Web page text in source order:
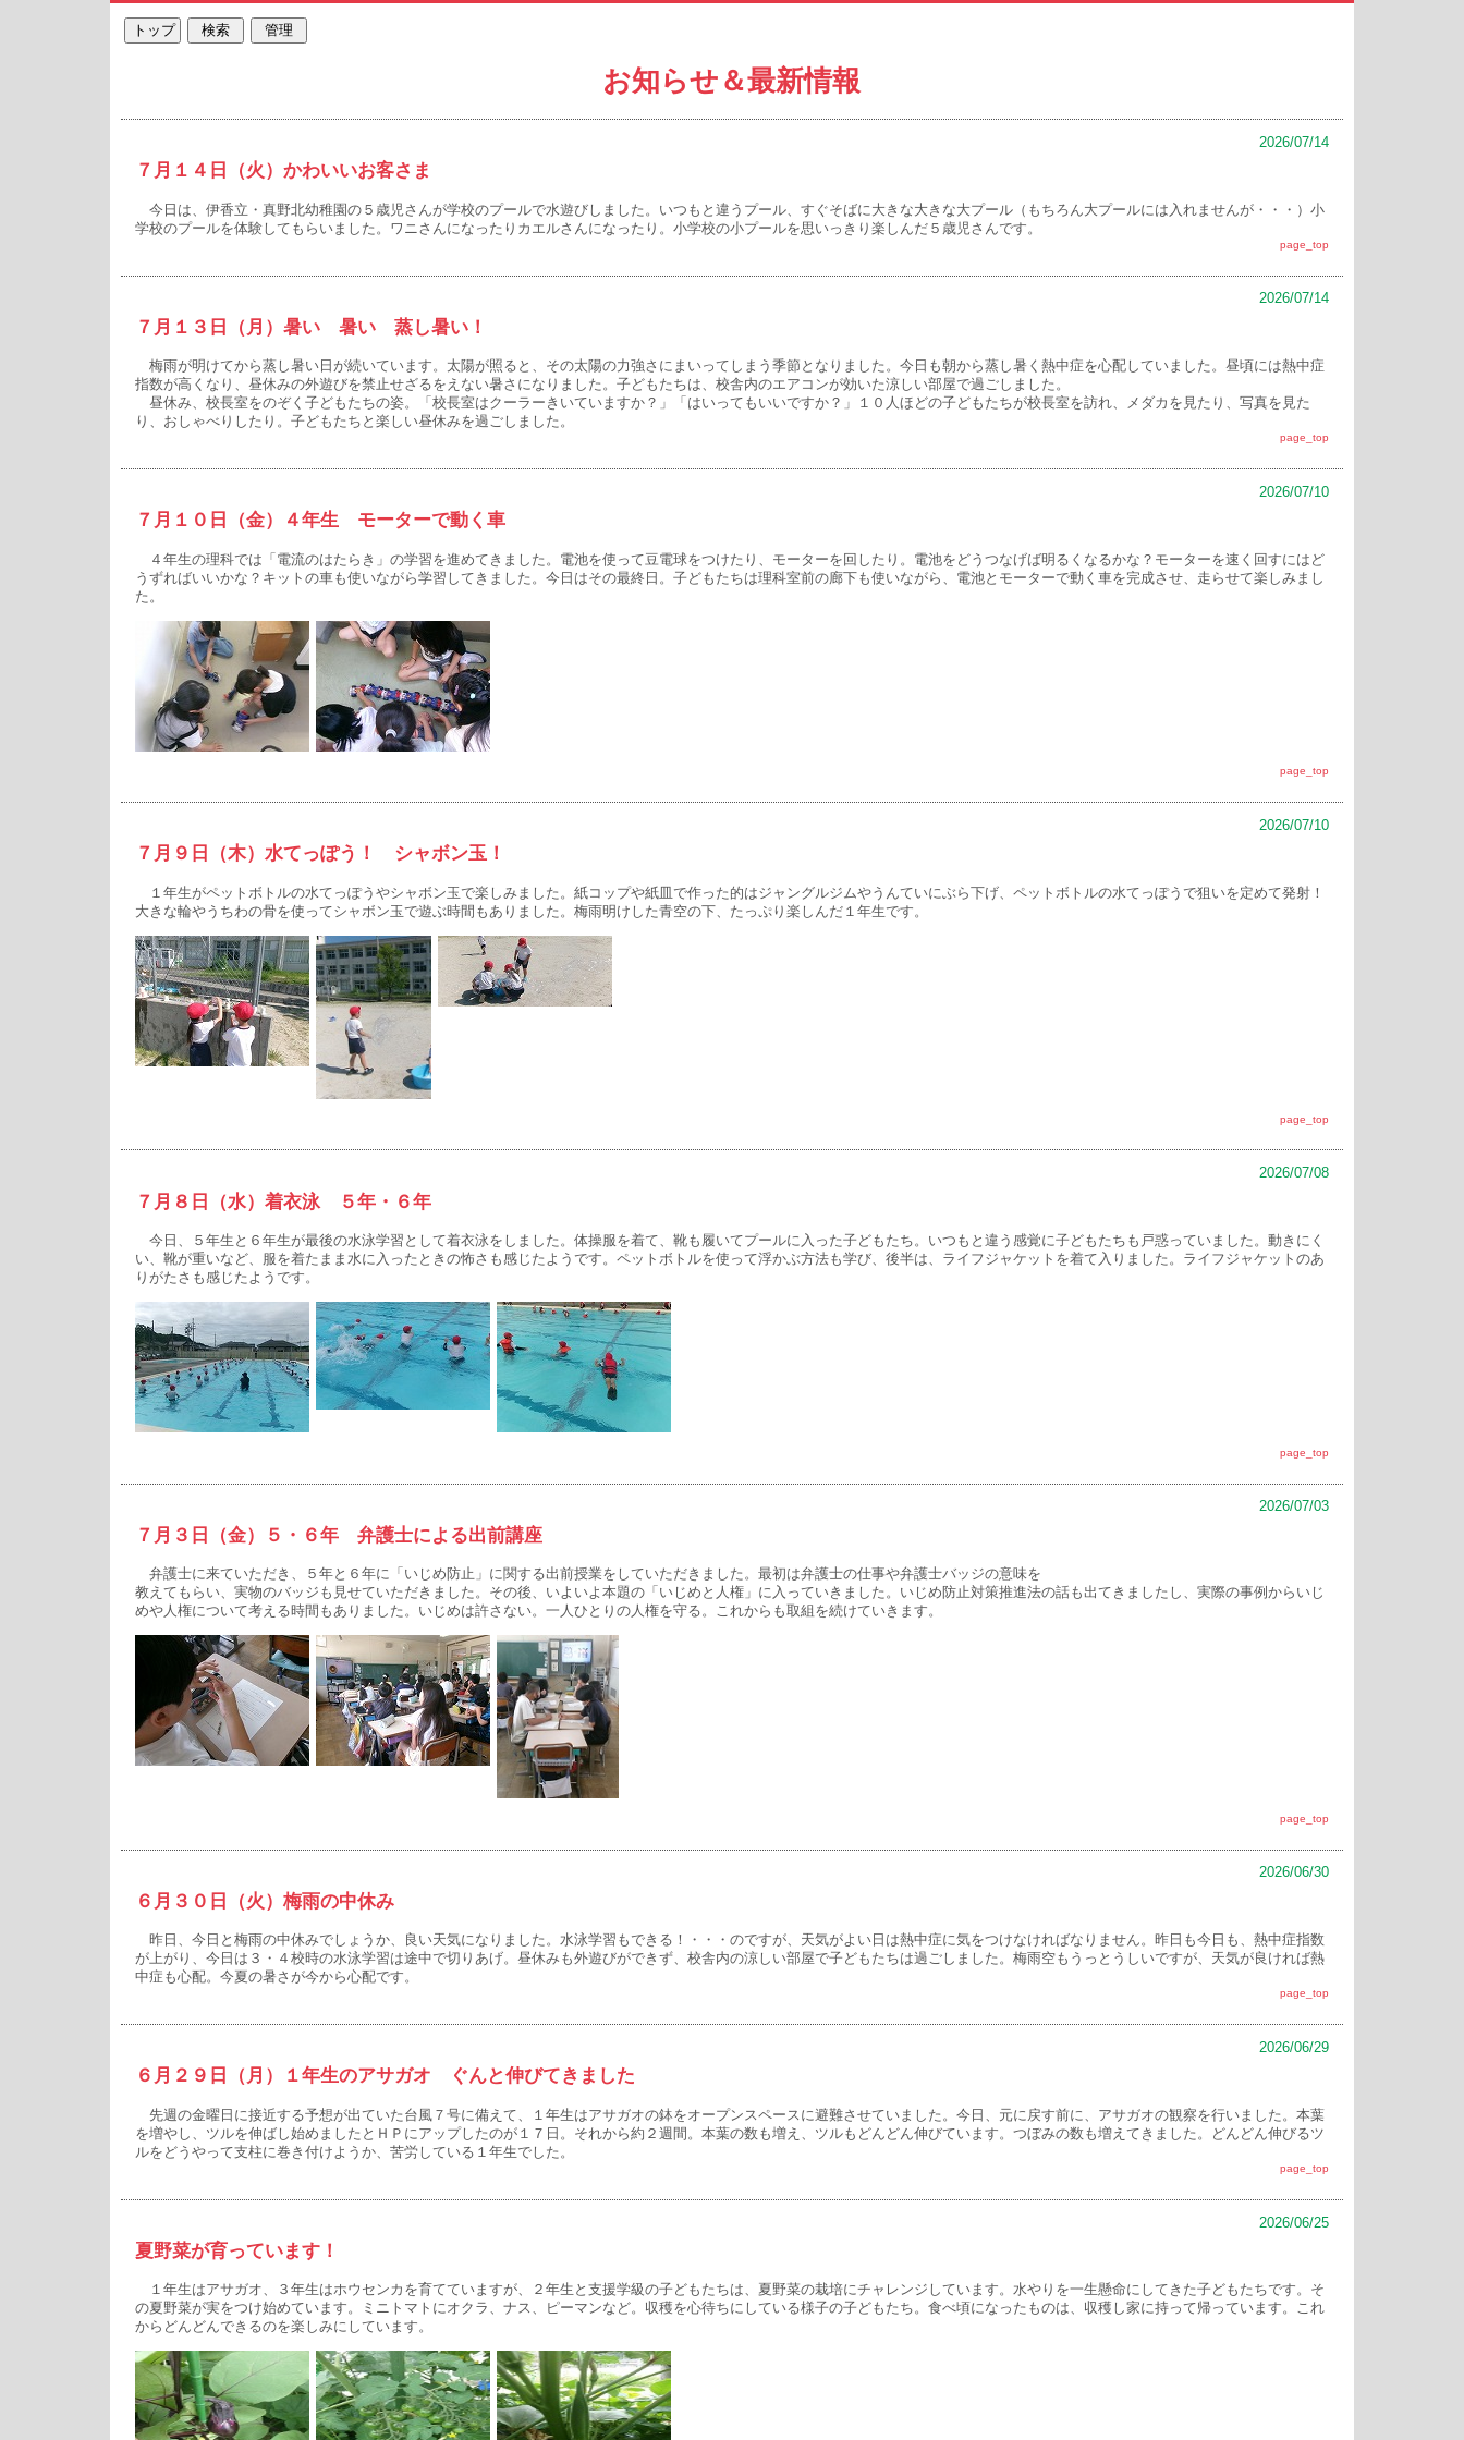
お知らせ＆最新情報
2026/07/14
７月１４日（火）かわいいお客さま
今日は、伊香立・真野北幼稚園の５歳児さんが学校のプールで水遊びしました。いつもと違うプール、すぐそばに大きな大きな大プール（もちろん大プールには入れませんが・・・）小
学校のプールを体験してもらいました。ワニさんになったりカエルさんになったり。小学校の小プールを思いっきり楽しんだ５歳児さんです。
page_top
2026/07/14
７月１３日（月）暑い 暑い 蒸し暑い！
梅雨が明けてから蒸し暑い日が続いています。太陽が照ると、その太陽の力強さにまいってしまう季節となりました。今日も朝から蒸し暑く熱中症を心配していました。昼頃には熱中症
指数が高くなり、昼休みの外遊びを禁止せざるをえない暑さになりました。子どもたちは、校舎内のエアコンが効いた涼しい部屋で過ごしました。
昼休み、校長室をのぞく子どもたちの姿。「校長室はクーラーきいていますか？」「はいってもいいですか？」１０人ほどの子どもたちが校長室を訪れ、メダカを見たり、写真を見た
り、おしゃべりしたり。子どもたちと楽しい昼休みを過ごしました。
page_top
2026/07/10
７月１０日（金）４年生 モーターで動く車
４年生の理科では「電流のはたらき」の学習を進めてきました。電池を使って豆電球をつけたり、モーターを回したり。電池をどうつなげば明るくなるかな？モーターを速く回すにはど
うずればいいかな？キットの車も使いながら学習してきました。今日はその最終日。子どもたちは理科室前の廊下も使いながら、電池とモーターで動く車を完成させ、走らせて楽しみまし
た。
page_top
2026/07/10
７月９日（木）水てっぽう！ シャボン玉！
１年生がペットボトルの水てっぽうやシャボン玉で楽しみました。紙コップや紙皿で作った的はジャングルジムやうんていにぶら下げ、ペットボトルの水てっぽうで狙いを定めて発射！
大きな輪やうちわの骨を使ってシャボン玉で遊ぶ時間もありました。梅雨明けした青空の下、たっぷり楽しんだ１年生です。
page_top
2026/07/08
７月８日（水）着衣泳 ５年・６年
今日、５年生と６年生が最後の水泳学習として着衣泳をしました。体操服を着て、靴も履いてプールに入った子どもたち。いつもと違う感覚に子どもたちも戸惑っていました。動きにく
い、靴が重いなど、服を着たまま水に入ったときの怖さも感じたようです。ペットボトルを使って浮かぶ方法も学び、後半は、ライフジャケットを着て入りました。ライフジャケットのあ
りがたさも感じたようです。
page_top
2026/07/03
７月３日（金）５・６年 弁護士による出前講座
弁護士に来ていただき、５年と６年に「いじめ防止」に関する出前授業をしていただきました。最初は弁護士の仕事や弁護士バッジの意味を
教えてもらい、実物のバッジも見せていただきました。その後、いよいよ本題の「いじめと人権」に入っていきました。いじめ防止対策推進法の話も出てきましたし、実際の事例からいじ
めや人権について考える時間もありました。いじめは許さない。一人ひとりの人権を守る。これからも取組を続けていきます。
page_top
2026/06/30
６月３０日（火）梅雨の中休み
昨日、今日と梅雨の中休みでしょうか、良い天気になりました。水泳学習もできる！・・・のですが、天気がよい日は熱中症に気をつけなければなりません。昨日も今日も、熱中症指数
が上がり、今日は３・４校時の水泳学習は途中で切りあげ。昼休みも外遊びができず、校舎内の涼しい部屋で子どもたちは過ごしました。梅雨空もうっとうしいですが、天気が良ければ熱
中症も心配。今夏の暑さが今から心配です。
page_top
2026/06/29
６月２９日（月）１年生のアサガオ ぐんと伸びてきました
先週の金曜日に接近する予想が出ていた台風７号に備えて、１年生はアサガオの鉢をオープンスペースに避難させていました。今日、元に戻す前に、アサガオの観察を行いました。本葉
を増やし、ツルを伸ばし始めましたとＨＰにアップしたのが１７日。それから約２週間。本葉の数も増え、ツルもどんどん伸びています。つぼみの数も増えてきました。どんどん伸びるツ
ルをどうやって支柱に巻き付けようか、苦労している１年生でした。
page_top
2026/06/25
夏野菜が育っています！
１年生はアサガオ、３年生はホウセンカを育てていますが、２年生と支援学級の子どもたちは、夏野菜の栽培にチャレンジしています。水やりを一生懸命にしてきた子どもたちです。そ
の夏野菜が実をつけ始めています。ミニトマトにオクラ、ナス、ピーマンなど。収穫を心待ちにしている様子の子どもたち。食べ頃になったものは、収穫し家に持って帰っています。これ
からどんどんできるのを楽しみにしています。